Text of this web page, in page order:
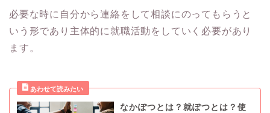
必要な時に自分から連絡をして相談にのってもらうと
いう形であり主体的に就職活動をしていく必要があり
ます。
なかぽつとは？就ぽつとは？使